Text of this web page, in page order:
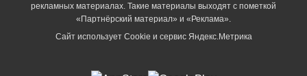
рекламных материалах. Такие материалы выходят с пометкой
«Партнёрский материал» и «Реклама».
Сайт использует Cookie и сервиc Яндекс.Метрика